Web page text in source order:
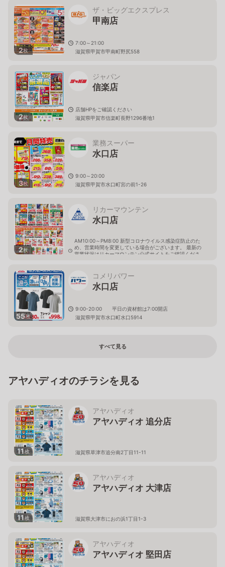
2枚
ザ・ビッグエクスプレス
甲南店
7:00～21:00
滋賀県甲賀市甲南町野尻558
2枚
ジャパン
信楽店
店舗HPをご確認ください
滋賀県甲賀市信楽町長野1296番地1
3枚
業務スーパー
水口店
9:00～20:00
滋賀県甲賀市水口町宮の前1-26
2枚
リカーマウンテン
水口店
AM10:00～PM8:00 新型コロナウイルス感染症防止のた
め、営業時間を変更している場合がございます。 最新の
営業状況はリカーマウンテン公式サイトをご確認くださ
55枚
コメリパワー
水口店
9:00-20:00 平日の資材館は7:00開店
滋賀県甲賀市水口町水口5914
すべて見る
アヤハディオのチラシを見る
11枚
アヤハディオ
アヤハディオ 追分店
滋賀県草津市追分南2丁目11-11
11枚
アヤハディオ
アヤハディオ 大津店
滋賀県大津市におの浜1丁目1-3
アヤハディオ
アヤハディオ 堅田店